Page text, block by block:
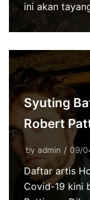
ini akan
Syuting
Robert
by admin 09/
Daftar artis
Covid-19 kini